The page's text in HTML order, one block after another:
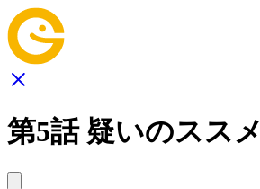
第5話 疑いのススメ